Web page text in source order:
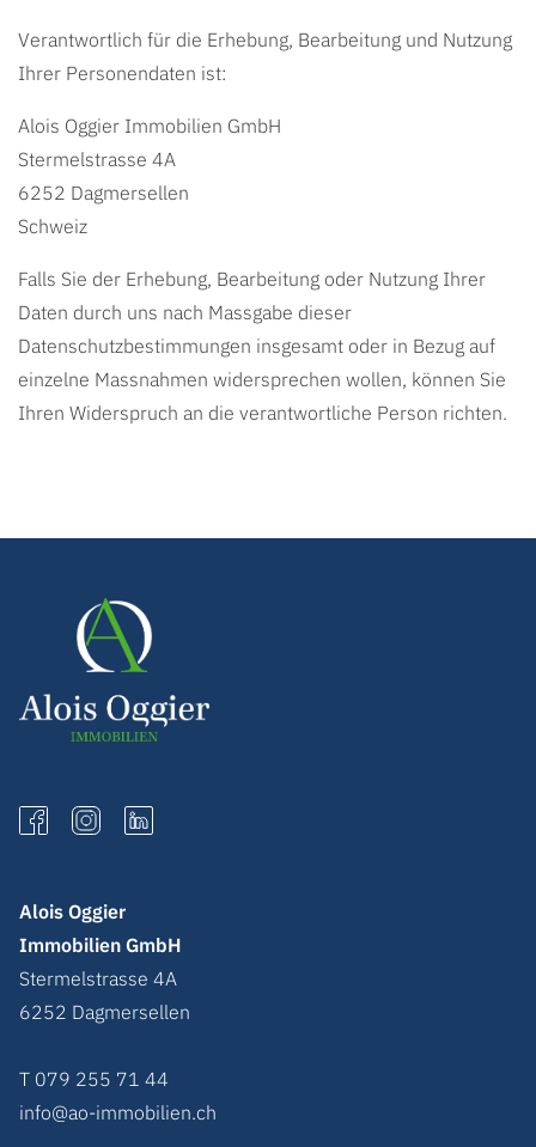
Verantwortlich für die Erhebung, Bearbeitung und Nutzung
Ihrer Personendaten ist:
Alois Oggier Immobilien GmbH
Stermelstrasse 4A
6252 Dagmersellen
Schweiz
Falls Sie der Erhebung, Bearbeitung oder Nutzung Ihrer
Daten durch uns nach Massgabe dieser
Datenschutzbestimmungen insgesamt oder in Bezug auf
einzelne Massnahmen widersprechen wollen, können Sie
Ihren Widerspruch an die verantwortliche Person richten.
Alois Oggier
Immobilien GmbH
Stermelstrasse 4A
6252 Dagmersellen
T 079 255 71 44
info@ao-immobilien.ch